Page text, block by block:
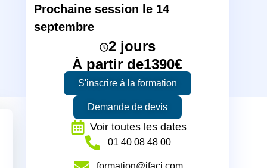
Prochaine session le 14
septembre
2 jours
À partir de1390€
S'inscrire à la formation
Demande de devis
Voir toutes les dates
‭01 40 08 48 00‬